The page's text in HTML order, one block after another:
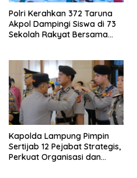
Polri Kerahkan 372 Taruna
Akpol Dampingi Siswa di 73
Sekolah Rakyat Bersama
Kapolda Lampung Pimpin
Sertijab 12 Pejabat Strategis,
Perkuat Organisasi dan